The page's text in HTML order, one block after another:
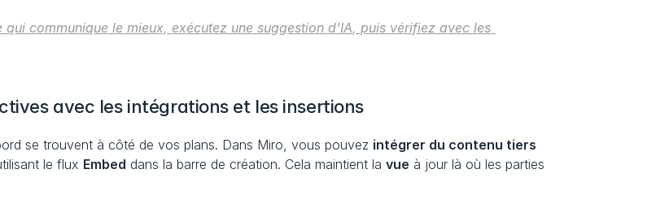
communique le mieux, exécutez une suggestion d'IA, puis vérifiez avec les
avec les intégrations et les insertions
se trouvent à côté de vos plans. Dans Miro, vous pouvez intégrer du contenu tiers
le flux Embed dans la barre de création. Cela maintient la vue à jour là où les parties